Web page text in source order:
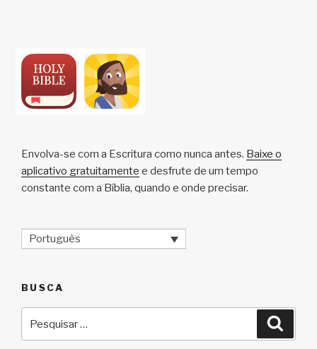
Envolva-se com a Escritura como nunca antes. Baixe o
aplicativo gratuitamente e desfrute de um tempo
constante com a Bíblia, quando e onde precisar.
Português
BUSCA
por: